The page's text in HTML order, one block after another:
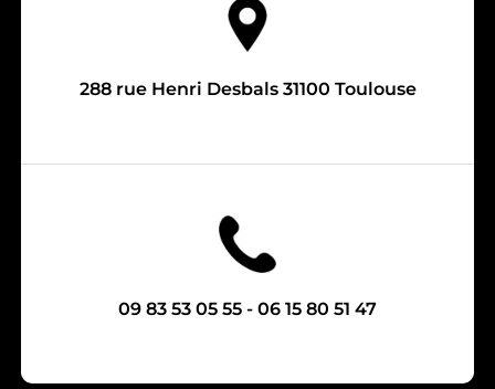
288 rue Henri Desbals 31100 Toulouse
09 83 53 05 55 - 06 15 80 51 47